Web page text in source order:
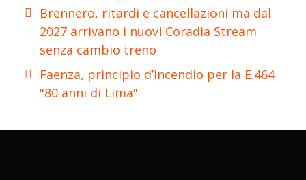
Brennero, ritardi e cancellazioni ma dal
2027 arrivano i nuovi Coradia Stream
senza cambio treno
Faenza, principio d’incendio per la E.464
"80 anni di Lima"